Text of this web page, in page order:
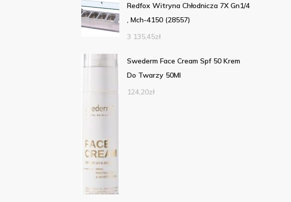
Redfox Witryna Chłodnicza 7X Gn1/4
, Mch-4150 (28557)
3 135,45zł
Swederm Face Cream Spf 50 Krem
Do Twarzy 50Ml
124,20zł